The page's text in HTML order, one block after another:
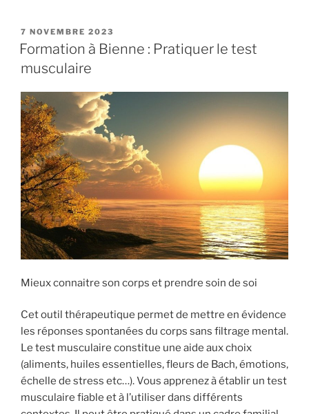
PUBLIÉ
LE
7 NOVEMBRE 2023
Formation à Bienne : Pratiquer le test
musculaire
Mieux connaitre son corps et prendre soin de soi
Cet outil thérapeutique permet de mettre en évidence
les réponses spontanées du corps sans filtrage mental.
Le test musculaire constitue une aide aux choix
(aliments, huiles essentielles, fleurs de Bach, émotions,
échelle de stress etc…). Vous apprenez à établir un test
musculaire fiable et à l’utiliser dans différents